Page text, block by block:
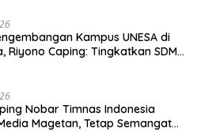
Kampus UNESA di
Riyono Caping: Tingkatkan SDM
Nobar Timnas Indonesia
Magetan, Tetap Semangat